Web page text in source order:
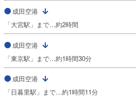
成田空港
「大宮駅」まで…約2時間
成田空港
「東京駅」まで…約1時間30分
成田空港
「日暮里駅」まで…約1時間11分